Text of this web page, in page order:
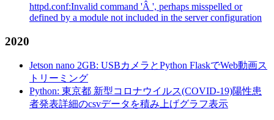
httpd.conf:Invalid command 'Â ', perhaps misspelled or
defined by a module not included in the server configuration
2020
Jetson nano 2GB: USBカメラとPython FlaskでWeb動画ス
トリーミング
Python: 東京都 新型コロナウイルス(COVID-19)陽性患
者発表詳細のcsvデータを積み上げグラフ表示